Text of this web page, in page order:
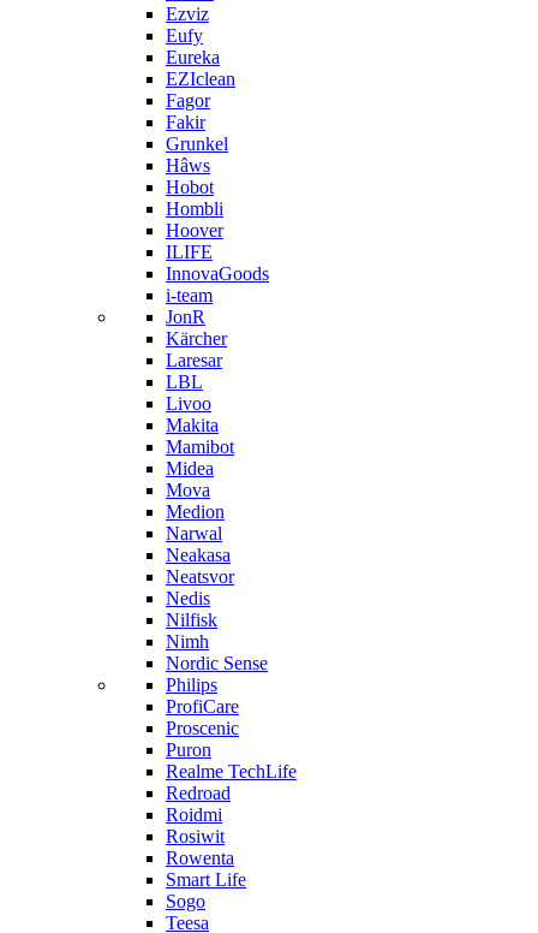
Ezviz
Eufy
Eureka
EZIclean
Fagor
Fakir
Grunkel
Hâws
Hobot
Hombli
Hoover
ILIFE
InnovaGoods
i-team
JonR
Kärcher
Laresar
LBL
Livoo
Makita
Mamibot
Midea
Mova
Medion
Narwal
Neakasa
Neatsvor
Nedis
Nilfisk
Nimh
Nordic Sense
Philips
ProfiCare
Proscenic
Puron
Realme TechLife
Redroad
Roidmi
Rosiwit
Rowenta
Smart Life
Sogo
Teesa